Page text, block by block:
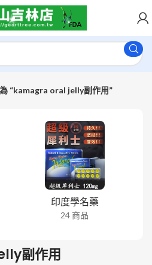
“kamagra oral jelly副作用”
印度學名藥
24 商品
副作用